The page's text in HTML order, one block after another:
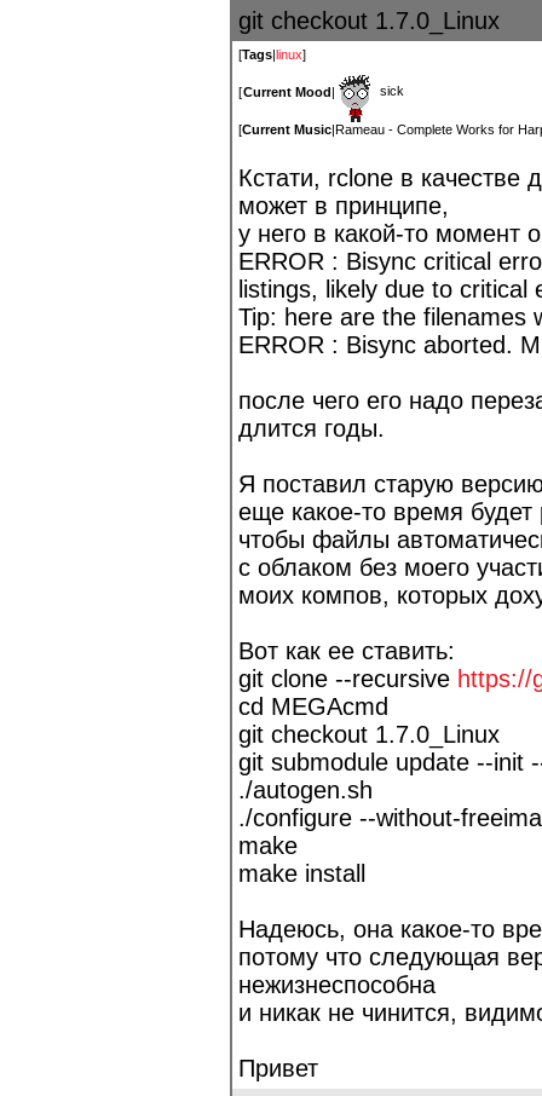
git checkout 1.7.0_Linux
[Tags linux]
[Current Mood sick
[Current Music Rameau - Complete Works for
Кстати, rclone в качестве
может в принципе,
у него в какой-то момент
ERROR : Bisync critical
listings, likely due to critical
Tip: here are the filenames
ERROR : Bisync aborted.
после чего его надо
длится годы.
Я поставил старую
еще какое-то время
чтобы файлы
с облаком без моего
моих компов, которых
Вот как ее ставить:
git clone --recursive https://
cd MEGAcmd
git checkout 1.7.0_Linux
git submodule update --init
./autogen.sh
./configure --without-
make
make install
Надеюсь, она какое-то
потому что следующая
нежизнеспособна
и никак не чинится,
Привет